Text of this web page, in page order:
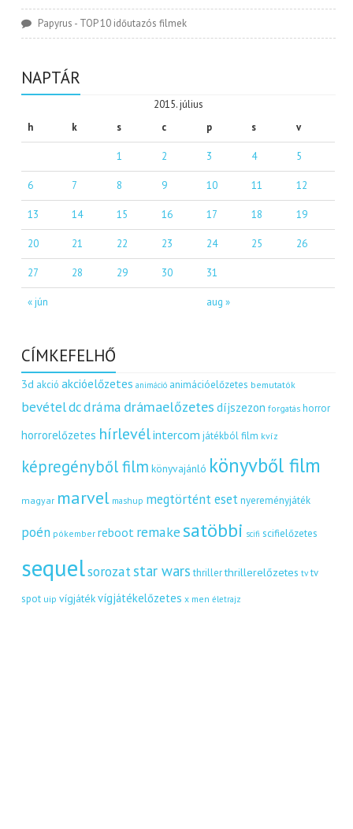
Papyrus - TOP 10 időutazós filmek
NAPTÁR
2015. július
h
k s c p s v
« jún aug »
1 2 3 4 5
6 7 8 9 10 11 12
13 14 15 16 17 18 19
20 21 22 23 24 25 26
27 28 29 30 31
CÍMKEFELHŐ
3d akció akcióelőzetes animáció animációelőzetes bemutatók
bevételdcdráma drámaelőzetes díjszezon forgatás horror
horrorelőzetes hírlevélintercom játékból film kvíz
képregényből film könyvajánló könyvből film
magyar marvel mashup megtörtént eset nyereményjáték
poén pókember reboot remakesatöbbi scifi scifielőzetes
sequelsorozat star wars thriller thrillerelőzetes tv tv
spot uip vígjátékvígjátékelőzetes x men életrajz